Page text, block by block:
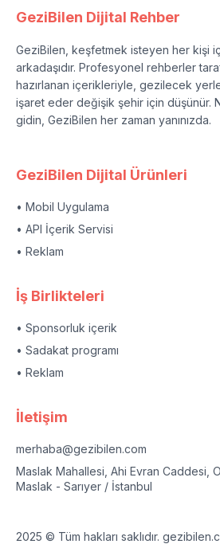
GeziBilen Dijital Rehber
GeziBilen, keşfetmek isteyen her kişi
arkadaşıdır. Profesyonel rehberler
hazırlanan içerikleriyle, gezilecek
işaret eder değişik şehir için düşünür.
gidin, GeziBilen her zaman yanınızda.
GeziBilen Dijital Ürünleri
• Mobil Uygulama
• API İçerik Servisi
• Reklam
İş Birlikteleri
• Sponsorluk içerik
• Sadakat programı
• Reklam
İletişim
merhaba@gezibilen.com
Maslak Mahallesi, Ahi Evran Caddesi,
Maslak - Sarıyer / İstanbul
2025 © Tüm hakları saklıdır.